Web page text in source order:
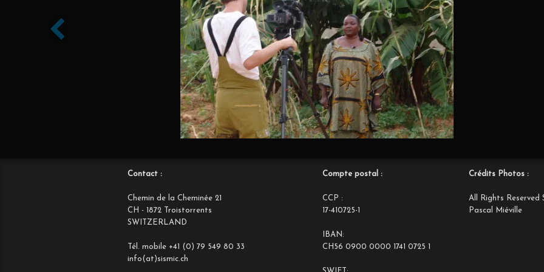
Contact :
Chemin de la Cheminée 21
CH - 1872 Troistorrents
SWITZERLAND
Tél. mobile +41 (0) 79 549 80 33
info(at)sismic.ch
Compte postal :
CCP :
17-410725-1
IBAN:
CH56 0900 0000 1741 0725 1
Crédits Photos :
All Rights Reserved
Pascal Miéville